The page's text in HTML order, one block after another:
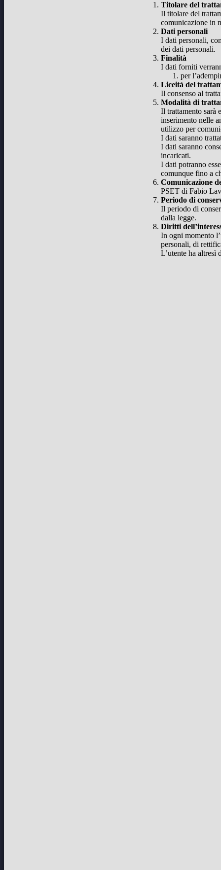
Titolare del
Il titolare del
comunicazione in
Dati personali
I dati personali,
dei dati personali.
Finalità
I dati forniti
per
Liceità del
Il consenso al
Modalità di
Il trattamento sarà
inserimento nelle
utilizzo per
I dati saranno
I dati saranno
incaricati.
I dati potranno
comunque fino a
Comunicazione
PSET di Fabio
Periodo di
Il periodo di
dalla legge.
Diritti
In ogni momento
personali, di
L’utente ha altresì